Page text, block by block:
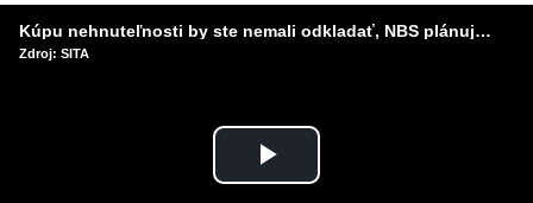
Play
Kúpu nehnuteľnosti by ste nemali odkladať, NBS plánuje sprísniť pravidlá pri hypotékach
Zdroj: SITA